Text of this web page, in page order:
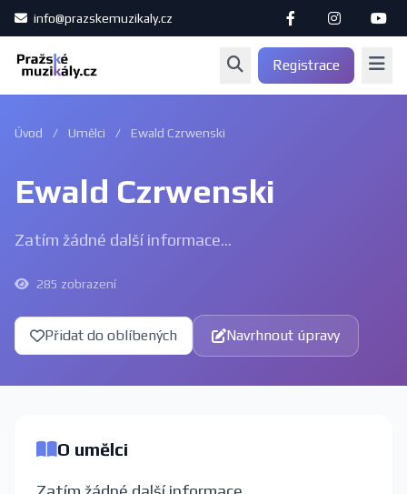
info@prazskemuzikaly.cz
Registrace
Úvod / Umělci / Ewald Czrwenski
Ewald Czrwenski
Zatím žádné další informace...
285 zobrazení
Přidat do oblíbených Navrhnout úpravy
O umělci